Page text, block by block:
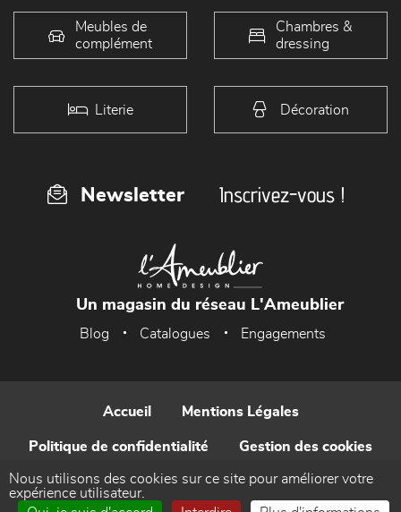
Meubles de
complément
Chambres &
dressing
Literie Décoration
Newsletter Inscrivez-vous !
Un magasin du réseau L'Ameublier
Blog Catalogues Engagements
Accueil Mentions Légales
Politique de confidentialité Gestion des cookies
Contact
Nous utilisons des cookies sur ce site pour améliorer votre
expérience utilisateur.